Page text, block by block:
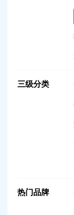
三级分类
热门品牌